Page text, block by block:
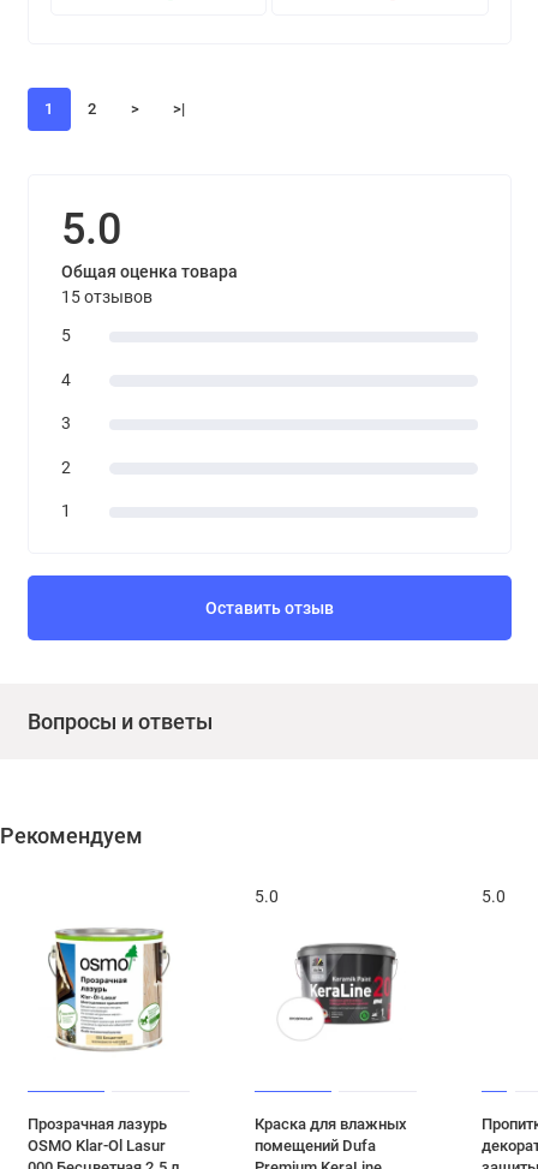
1 2 > >|
5.0
Общая оценка товара
15 отзывов
5
4
3
2
1
Оставить отзыв
Вопросы и ответы
Рекомендуем
Прозрачная лазурь
OSMO Klar-Ol Lasur
5.0
Краска для влажных
помещений Dufa
5.0